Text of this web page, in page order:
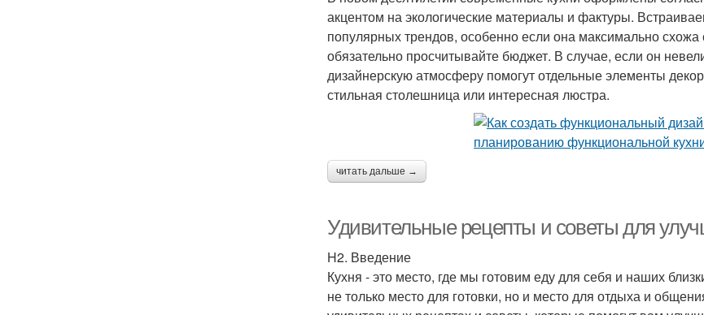
акцентом на экологические материалы и фактуры.
популярных трендов, особенно если она максимально
обязательно просчитывайте бюджет. В случае, если он
дизайнерскую атмосферу помогут отдельные элементы
стильная столешница или интересная люстра.
читать дальше →
Удивительные рецепты и советы для
H2. Введение
Кухня - это место, где мы готовим еду для себя и наших
не только место для готовки, но и место для отдыха и